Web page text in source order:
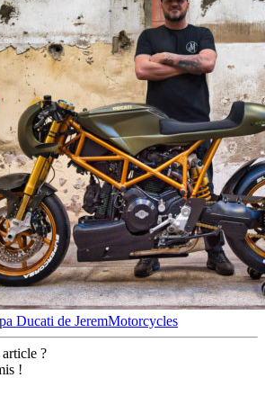
Ducati de JeremMotorcycles
?
!